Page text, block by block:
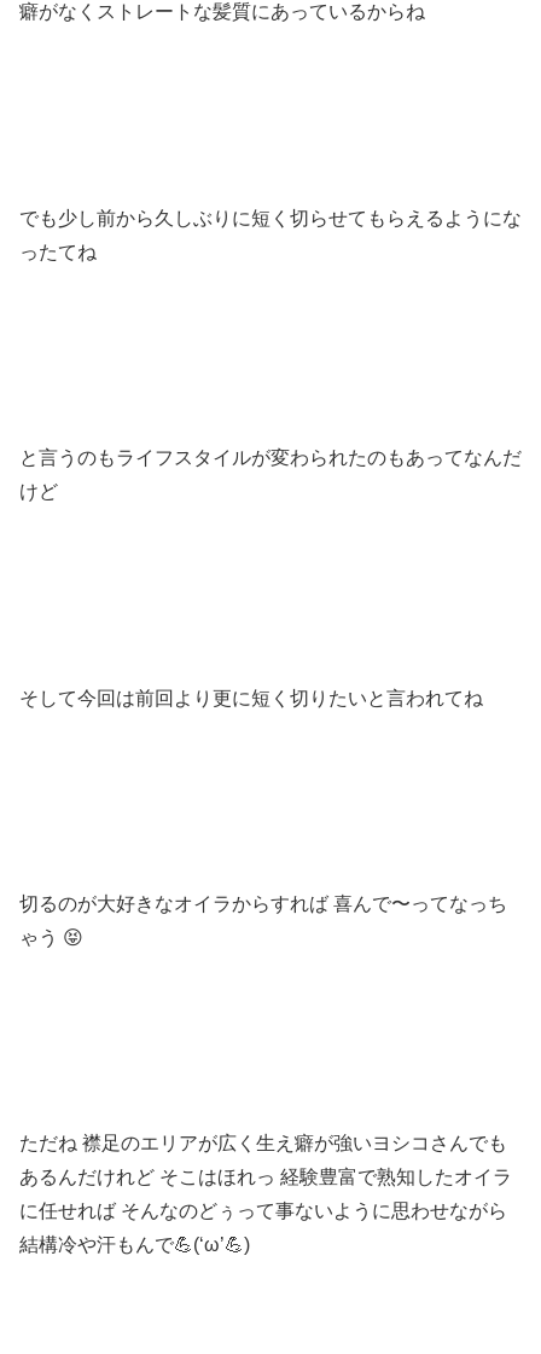
癖がなくストレートな髪質にあっているからね
でも少し前から久しぶりに短く切らせてもらえるようにな
ったてね
と言うのもライフスタイルが変わられたのもあってなんだ
けど
そして今回は前回より更に短く切りたいと言われてね
切るのが大好きなオイラからすれば 喜んで〜ってなっち
ゃう 😝
ただね 襟足のエリアが広く生え癖が強いヨシコさんでも
あるんだけれど そこはほれっ 経験豊富で熟知したオイラ
に任せれば そんなのどぅって事ないように思わせながら
結構冷や汗もんで💪(‘ω’💪)